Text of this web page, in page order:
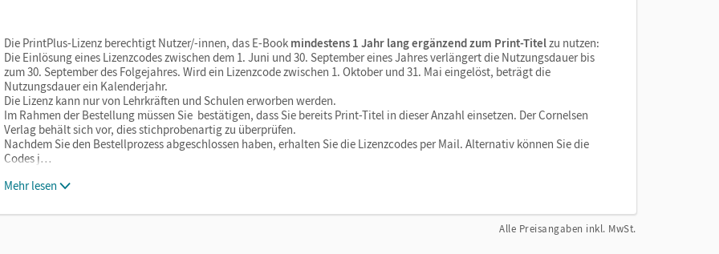
Die PrintPlus-Lizenz berechtigt Nutzer/-innen, das E-Book mindestens 1 Jahr lang ergänzend zum Print-Titelzu nutzen:
Die Einlösung eines Lizenzcodes zwischen dem 1. Juni und 30. September eines Jahres verlängert die Nutzungsdauer bis
zum 30. September des Folgejahres. Wird ein Lizenzcode zwischen 1. Oktober und 31. Mai eingelöst, beträgt die
Nutzungsdauer ein Kalenderjahr.
Die Lizenz kann nur von Lehrkräften und Schulen erworben werden.
Im Rahmen der Bestellung müssen Sie bestätigen, dass Sie bereits Print-Titel in dieser Anzahl einsetzen. Der Cornelsen
Verlag behält sich vor, dies stichprobenartig zu überprüfen.
Nachdem Sie den Bestellprozess abgeschlossen haben, erhalten Sie die Lizenzcodes per Mail. Alternativ können Sie die
Codes j…
Mehr lesen
Alle Preisangaben inkl. MwSt.